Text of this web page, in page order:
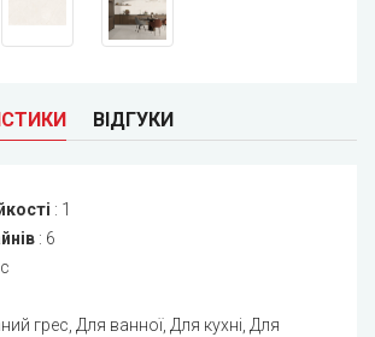
ВІДГУКИ
: 1
: 6
грес, Для ванної, Для кухні, Для